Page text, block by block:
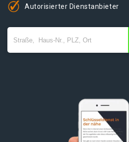
Autorisierter Dienstanbieter